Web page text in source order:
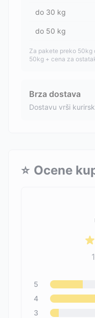
do 30 kg
do 50 kg
Za pakete preko 50kg
50kg + cena za
Brza dostava
Dostavu vrši
⭐ Ocene
5
4
3